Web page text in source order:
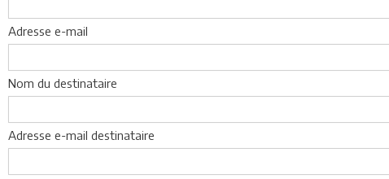
Adresse e-mail
Nom du destinataire
Adresse e-mail destinataire